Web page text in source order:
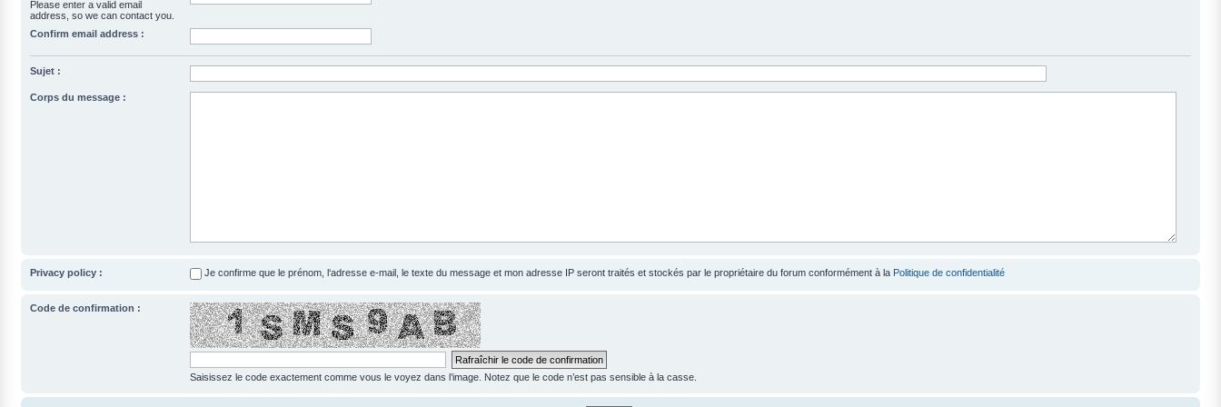
Please enter a valid email
address, so we can contact you.
Confirm email address :
Sujet :
Corps du message :
Privacy policy : Je confirme que le prénom, l‘adresse e-mail, le texte du message et mon adresse IP seront traités et stockés par le propriétaire du forum conformément à la Politique de confidentialité
Code de confirmation :
Saisissez le code exactement comme vous le voyez dans l’image. Notez que le code n’est pas sensible à la casse.